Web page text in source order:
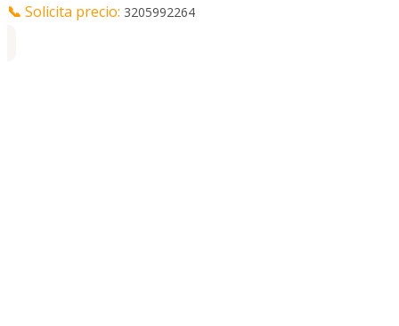
📞 Solicita precio: 3205992264